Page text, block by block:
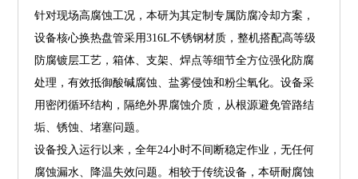
针对现场高腐蚀工况，本研为其定制专属防腐冷却方案，
设备核心换热盘管采用316L不锈钢材质，整机搭配高等级
防腐镀层工艺，箱体、支架、焊点等细节全方位强化防腐
处理，有效抵御酸碱腐蚀、盐雾侵蚀和粉尘氧化。设备采
用密闭循环结构，隔绝外界腐蚀介质，从根源避免管路结
垢、锈蚀、堵塞问题。
设备投入运行以来，全年24小时不间断稳定作业，无任何
腐蚀漏水、降温失效问题。相较于传统设备，本研耐腐蚀